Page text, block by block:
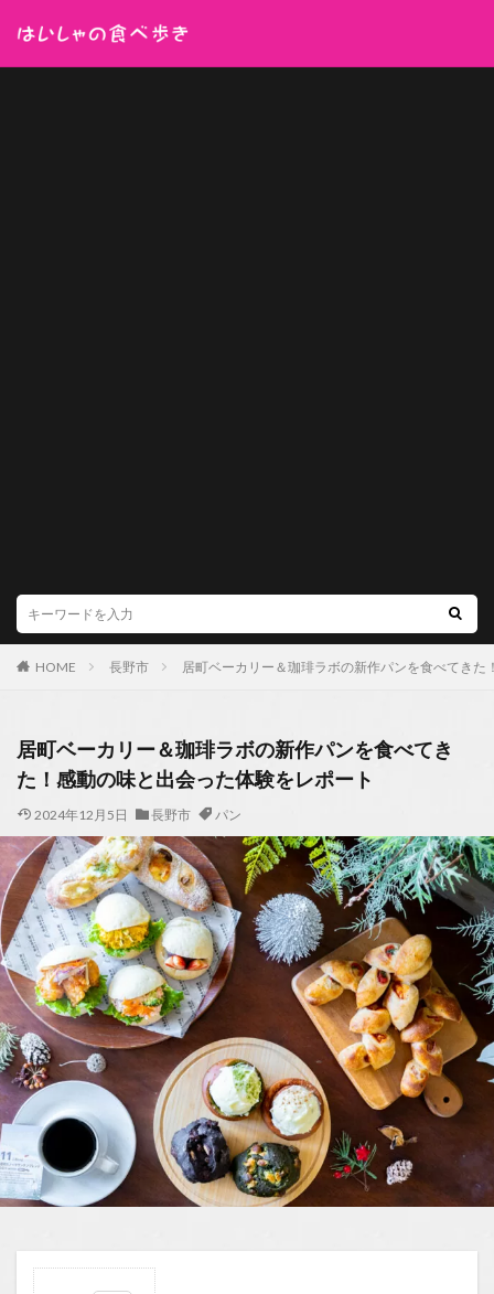
HOME 長野市 居町ベーカリー＆珈琲ラボの新作パンを食べてき
居町ベーカリー＆珈琲ラボの新作パンを食べてき
た！感動の味と出会った体験をレポート
2024年12月5日 長野市 パン